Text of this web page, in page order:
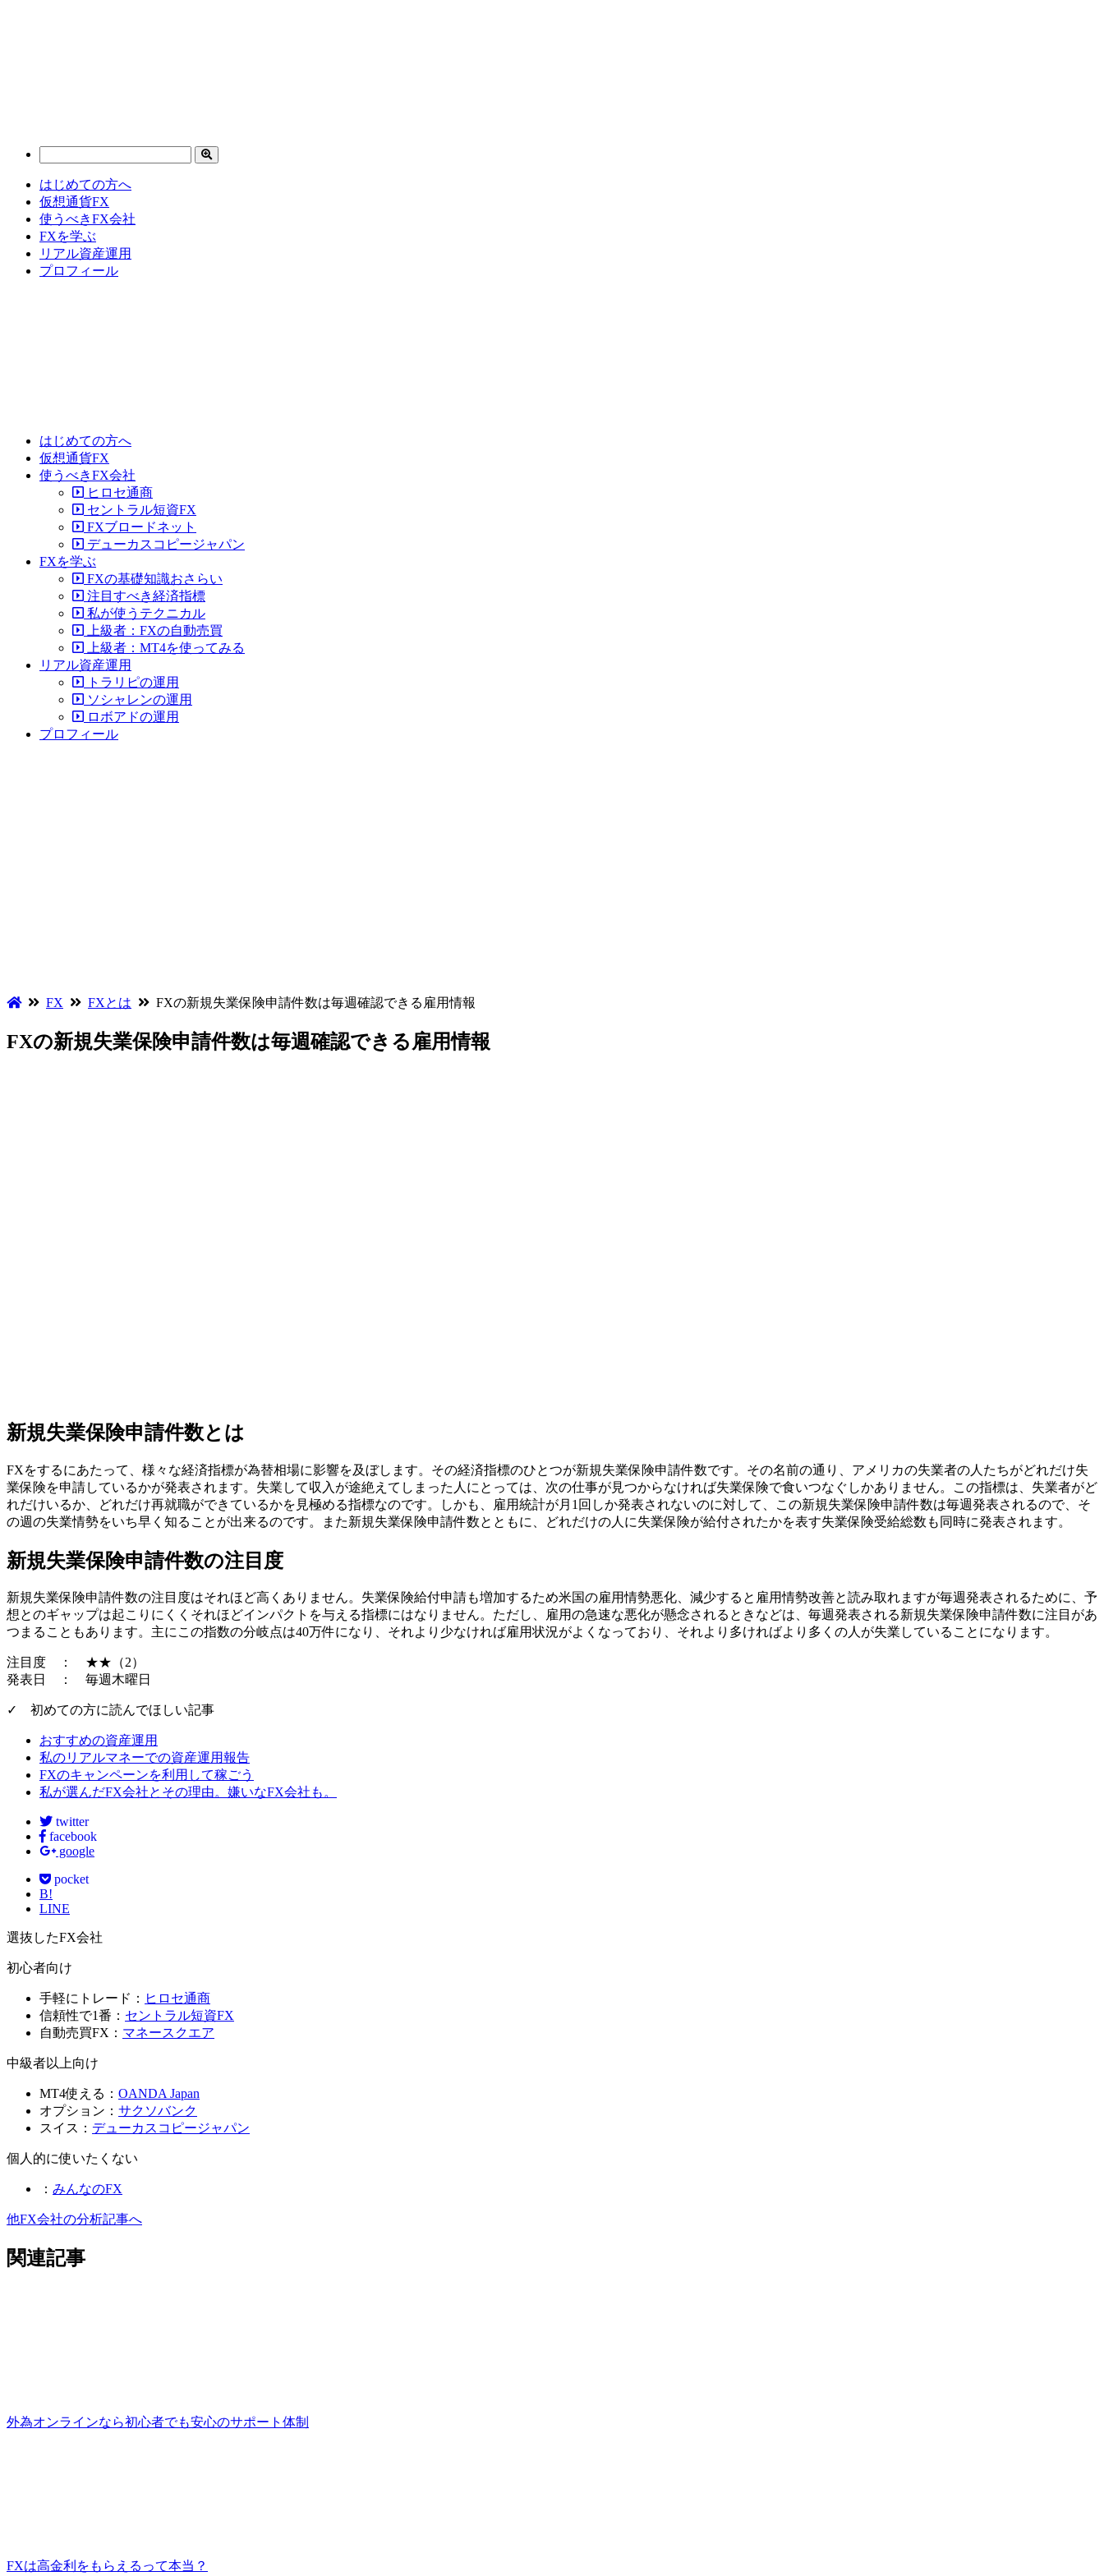
はじめての方へ
仮想通貨FX
使うべきFX会社
FXを学ぶ
リアル資産運用
プロフィール
はじめての方へ
仮想通貨FX
使うべきFX会社
ヒロセ通商
セントラル短資FX
FXブロードネット
デューカスコピージャパン
FXを学ぶ
FXの基礎知識おさらい
注目すべき経済指標
私が使うテクニカル
上級者：FXの自動売買
上級者：MT4を使ってみる
リアル資産運用
トラリピの運用
ソシャレンの運用
ロボアドの運用
プロフィール
FX FXとは FXの新規失業保険申請件数は毎週確認できる雇用情報
FXの新規失業保険申請件数は毎週確認できる雇用情報
新規失業保険申請件数とは
FXをするにあたって、様々な経済指標が為替相場に影響を及ぼします。その経済指標のひとつが新規失業保険申請件数です。その名前の通り、アメリカの失業者の人たちがどれだけ失
業保険を申請しているかが発表されます。失業して収入が途絶えてしまった人にとっては、次の仕事が見つからなければ失業保険で食いつなぐしかありません。この指標は、 失業者がど
れだけいるか、どれだけ再就職ができているかを見極める指標なのです。しかも、雇用統計が月1回しか発表されないのに対して、この新規失業保険申請件数は毎週発表されるので、そ
の週の失業情勢をいち早く知ることが出来るのです。また新規失業保険申請件数とともに、どれだけの人に失業保険が給付されたかを表す失業保険受給総数も同時に発表されます。
新規失業保険申請件数の注目度
新規失業保険申請件数の注目度はそれほど高くありません。失業保険給付申請も増加するため米国の雇用情勢悪化、減少すると雇用情勢改善と読み取れますが毎週発表されるために、予
想とのギャップは起こりにくくそれほどインパクトを与える指標にはなりません。ただし、雇用の急速な悪化が懸念されるときなどは、毎週発表される新規失業保険申請件数に注目があ
つまることもあります。主にこの指数の分岐点は40万件になり、それより少なければ雇用状況がよくなっており、それより多ければより多くの人が失業していることになります。
注目度 ： ★★（2）
発表日 ： 毎週木曜日
✓ 初めての方に読んでほしい記事
おすすめの資産運用
私のリアルマネーでの資産運用報告
FXのキャンペーンを利用して稼ごう
私が選んだFX会社とその理由。嫌いなFX会社も。
twitter
facebook
google
pocket
B!
LINE
選抜したFX会社
初心者向け
手軽にトレード： ヒロセ通商
信頼性で1番： セントラル短資FX
自動売買FX： マネースクエア
中級者以上向け
MT4使える： OANDA Japan
オプション： サクソバンク
スイス： デューカスコピージャパン
個人的に使いたくない
： みんなのFX
他FX会社の分析記事へ
関連記事
外為オンラインなら初心者でも安心のサポート体制
FXは高金利をもらえるって本当？